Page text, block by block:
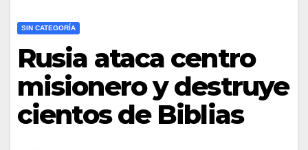
SIN CATEGORÍA
Rusia ataca centro
misionero y destruye
cientos de Biblias